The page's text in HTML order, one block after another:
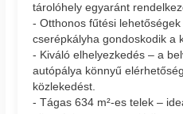
tárolóhely egyaránt
- Otthonos fűtési
cserépkályha gondoskodik a
- Kiváló elhelyezkedés – a
autópálya könnyű
közlekedést.
- Tágas 634 m²-es telek –